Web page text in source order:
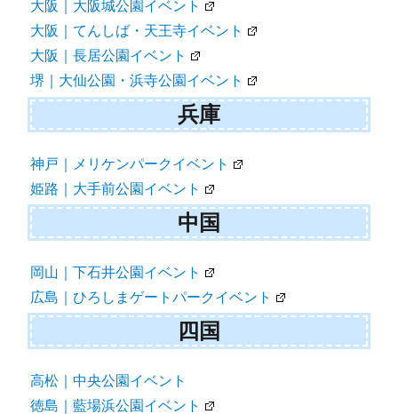
大阪｜大阪城公園イベント
大阪｜てんしば・天王寺イベント
大阪｜長居公園イベント
堺｜大仙公園・浜寺公園イベント
兵庫
神戸｜メリケンパークイベント
姫路｜大手前公園イベント
中国
岡山｜下石井公園イベント
広島｜ひろしまゲートパークイベント
四国
高松｜中央公園イベント
徳島｜藍場浜公園イベント